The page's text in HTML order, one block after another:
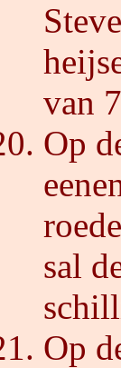
van
Op
sal
Op